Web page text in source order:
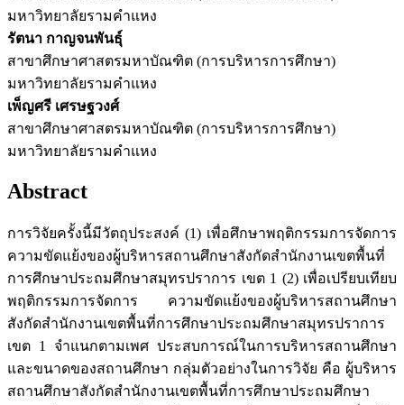
มหาวิทยาลัยรามคำแหง
รัตนา กาญจนพันธุ์
สาขาศึกษาศาสตรมหาบัณฑิต (การบริหารการศึกษา)
มหาวิทยาลัยรามคำแหง
เพ็ญศรี เศรษฐวงศ์
สาขาศึกษาศาสตรมหาบัณฑิต (การบริหารการศึกษา)
มหาวิทยาลัยรามคำแหง
Abstract
การวิจัยครั้งนี้มีวัตถุประสงค์ (1) เพื่อศึกษาพฤติกรรมการจัดการ
ความขัดแย้งของผู้บริหารสถานศึกษาสังกัดสำนักงานเขตพื้นที่
การศึกษาประถมศึกษาสมุทรปราการ เขต 1 (2) เพื่อเปรียบเทียบ
พฤติกรรมการจัดการ ความขัดแย้งของผู้บริหารสถานศึกษา
สังกัดสำนักงานเขตพื้นที่การศึกษาประถมศึกษาสมุทรปราการ
เขต 1 จำแนกตามเพศ ประสบการณ์ในการบริหารสถานศึกษา
และขนาดของสถานศึกษา กลุ่มตัวอย่างในการวิจัย คือ ผู้บริหาร
สถานศึกษาสังกัดสำนักงานเขตพื้นที่การศึกษาประถมศึกษา